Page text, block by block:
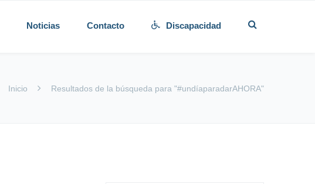
Noticias Contacto Discapacidad
Inicio Resultados de la búsqueda para "#undíaparadarAHORA"